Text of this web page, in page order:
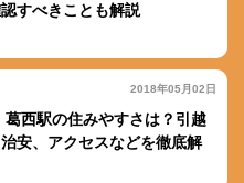
すべきことも解説
2018年05月02日
葛西駅の住みやすさは？引越
安、アクセスなどを徹底解